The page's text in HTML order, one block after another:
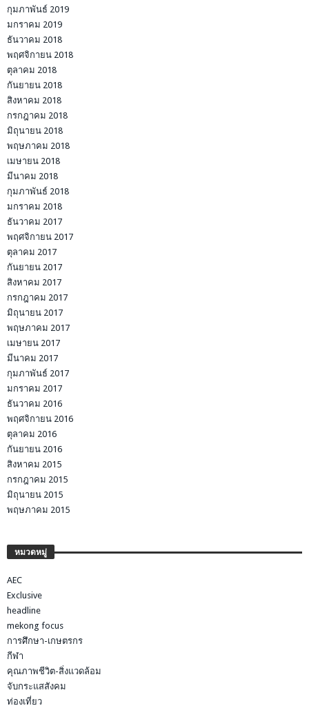
กุมภาพันธ์ 2019
มกราคม 2019
ธันวาคม 2018
พฤศจิกายน 2018
ตุลาคม 2018
กันยายน 2018
สิงหาคม 2018
กรกฎาคม 2018
มิถุนายน 2018
พฤษภาคม 2018
เมษายน 2018
มีนาคม 2018
กุมภาพันธ์ 2018
มกราคม 2018
ธันวาคม 2017
พฤศจิกายน 2017
ตุลาคม 2017
กันยายน 2017
สิงหาคม 2017
กรกฎาคม 2017
มิถุนายน 2017
พฤษภาคม 2017
เมษายน 2017
มีนาคม 2017
กุมภาพันธ์ 2017
มกราคม 2017
ธันวาคม 2016
พฤศจิกายน 2016
ตุลาคม 2016
กันยายน 2016
สิงหาคม 2015
กรกฎาคม 2015
มิถุนายน 2015
พฤษภาคม 2015
หมวดหมู่
AEC
Exclusive
headline
mekong focus
การศึกษา-เกษตรกร
กีฬา
คุณภาพชีวิต-สิ่งแวดล้อม
จับกระแสสังคม
ท่องเที่ยว